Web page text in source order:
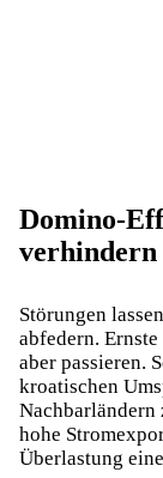
Domino-
verhindern
Störungen
abfedern.
aber passieren.
kroatischen
Nachbarländern
hohe
Überlastung